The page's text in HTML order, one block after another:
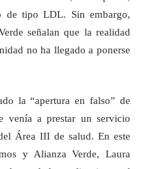
de tipo LDL. Sin embargo,
señalan que la realidad
no ha llegado a ponerse
la “apertura en falso” de
venía a prestar un servicio
Área III de salud. En este
y Alianza Verde, Laura